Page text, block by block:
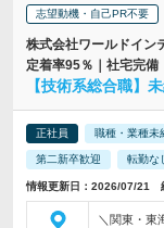
志望動機・自己PR不要
株式会社ワールドイン
定着率95％｜社宅完備
【技術系総合職】
正社員 職種・業種未
第二新卒歓迎 転勤なし
情報更新日：2026/07/21
＼関東・東